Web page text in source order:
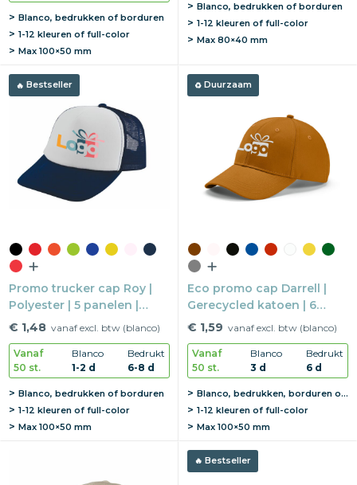
Blanco, bedrukken of borduren
1-12 kleuren of full-color
Max 100×50 mm
Blanco, bedrukken of borduren
1-12 kleuren of full-color
Max 80×40 mm
Bestseller
Promo trucker cap Roy |
Polyester | 5 panelen |
Kunststof druksluiting
€ 1,48 vanaf excl. btw (blanco)
Vanaf
50 st.
Blanco
1-2 d
Bedrukt
6-8 d
Blanco, bedrukken of borduren
1-12 kleuren of full-color
Max 100×50 mm
Duurzaam
Eco promo cap Darrell |
Gerecycled katoen | 6
panelen | Metalen buckle
€ 1,59 vanaf excl. btw (blanco)
Vanaf
50 st.
Blanco
3 d
Bedrukt
6 d
Blanco, bedrukken, borduren of graveren
1-12 kleuren of full-color
Max 100×50 mm
Bestseller